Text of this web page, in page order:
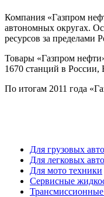
Компания «Газпром
автономных округах.
ресурсов за пределами
Товары «Газпром
1670 станций в
По итогам 2011 года
Для грузовых
Для легковых
Для мото техники
Сервисные
Трансмиссионные